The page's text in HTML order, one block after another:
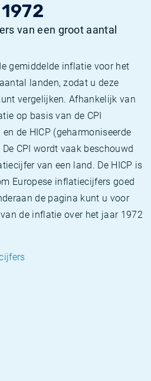
van een groot aantal
gemiddelde inflatie voor het
landen, zodat u deze
vergelijken. Afhankelijk van
op basis van de CPI
de HICP (geharmoniseerde
CPI wordt vaak beschouwd
van een land. De HICP is
Europese inflatiecijfers goed
de pagina kunt u voor
de inflatie over het jaar 1972